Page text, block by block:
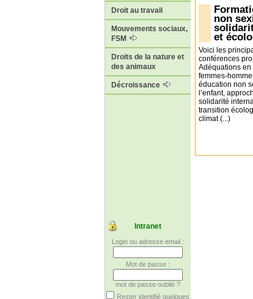
Droit au travail
Mouvements sociaux,
FSM
Droits de la nature et
des animaux
Décroissance
Intranet
Login ou adresse email :
Mot de passe :
mot de passe oublié ?
Rester identifié quelques
non
et
Voici les
conférences
Adéquations
femmes-
éducation non
l’enfant,
solidarité
transition
climat (...)